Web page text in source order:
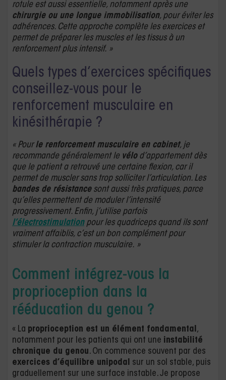
rotule est aussi essentielle, notamment après une
chirurgie ou une longue immobilisation, pour éviter les
adhérences. Cette approche complète les exercices et
permet de préparer les muscles et les tissus à un
renforcement plus intensif. »
Quels types d’exercices spécifiques
conseillez-vous pour le
renforcement musculaire en
kinésithérapie ?
« Pourle renforcement musculaire en cabinet, je
recommande généralement le vélod’appartement dès
que le patient a retrouvé une certaine flexion, car il
permet de muscler sans trop solliciter l’articulation. Les
bandes de résistancesont aussi très pratiques, parce
qu’elles permettent de moduler l’intensité
progressivement. Enfin, j’utilise parfois
l’électrostimulationpour les quadriceps quand ils sont
vraiment affaiblis, c’est un bon complément pour
stimuler la contraction musculaire. »
Comment intégrez-vous la
proprioception dans la
rééducation du genou ?
« La proprioception est un élément fondamental,
notamment pour les patients qui ont une instabilité
chronique du genou. On commence souvent par des
exercices d’équilibre unipodal sur un sol stable, puis
graduellement sur une surface instable. Je propose